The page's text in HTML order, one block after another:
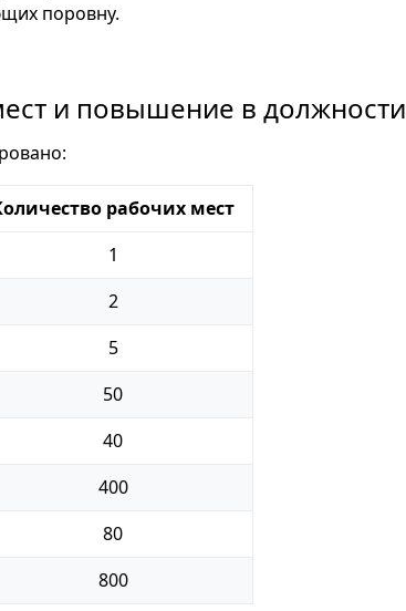
поровну.
и повышение в должности
рабочих мест
1
2
5
50
40
400
80
800